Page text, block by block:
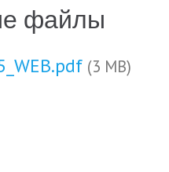
файлы
(3 MB)